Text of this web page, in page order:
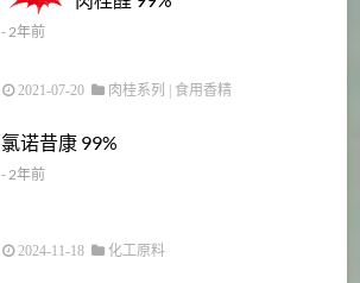
- 2年前
2021-07-20 肉桂系列 食用香精
氯诺昔康 99%
- 2年前
2024-11-18 化工原料